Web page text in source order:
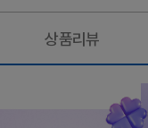
상품리뷰